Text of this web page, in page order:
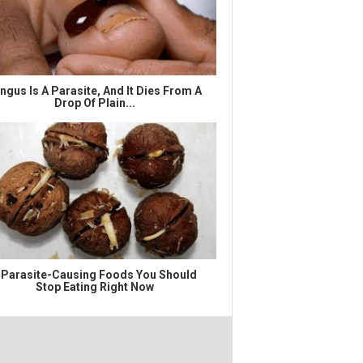
Is A Parasite, And It Dies From A
Drop Of Plain...
Causing Foods You Should
Stop Eating Right Now